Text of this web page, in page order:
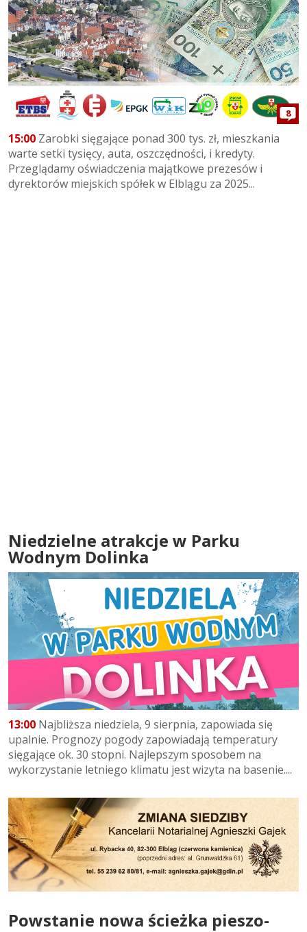
8
15:00 Zarobki sięgające ponad 300 tys. zł, mieszkania
warte setki tysięcy, auta, oszczędności, i kredyty.
Przeglądamy oświadczenia majątkowe prezesów i
dyrektorów miejskich spółek w Elblągu za 2025...
Niedzielne atrakcje w Parku
Wodnym Dolinka
13:00 Najbliższa niedziela, 9 sierpnia, zapowiada się
upalnie. Prognozy pogody zapowiadają temperatury
sięgające ok. 30 stopni. Najlepszym sposobem na
wykorzystanie letniego klimatu jest wizyta na basenie....
Powstanie nowa ścieżka pieszo-